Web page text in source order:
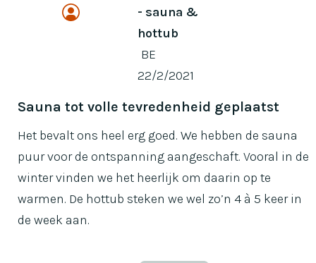
- sauna &
hottub
BE
22/2/2021
Sauna tot volle tevredenheid geplaatst
Het bevalt ons heel erg goed. We hebben de sauna
puur voor de ontspanning aangeschaft. Vooral in de
winter vinden we het heerlijk om daarin op te
warmen. De hottub steken we wel zo’n 4 à 5 keer in
de week aan.